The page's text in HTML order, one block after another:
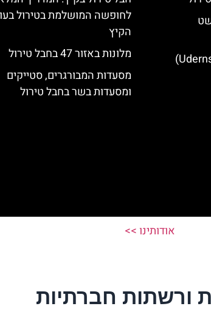
מלונות מומלצים באודרנס (Uderns)
לחופשה המושלמת בטירול
הקיץ
מלונות באזור 47 בחבל טירול
מסעדות המבורגרים, סטייקים
ומסעדות בשר בחבל טירול
אודותינו >>
ורשתות חברתיות